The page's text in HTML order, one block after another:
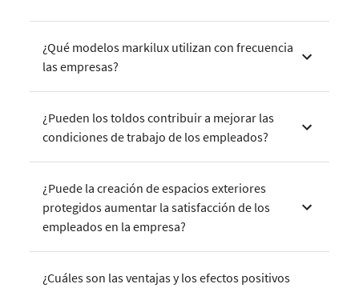
¿Qué modelos markilux utilizan con frecuencia
las empresas?
¿Pueden los toldos contribuir a mejorar las
condiciones de trabajo de los empleados?
¿Puede la creación de espacios exteriores
protegidos aumentar la satisfacción de los
empleados en la empresa?
¿Cuáles son las ventajas y los efectos positivos